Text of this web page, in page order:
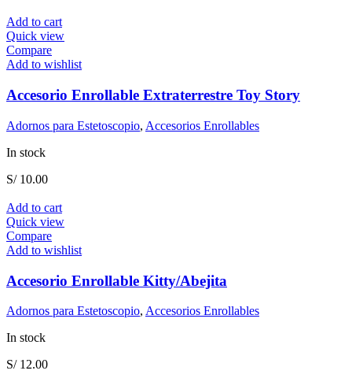
Add to cart
Quick view
Compare
Add to wishlist
Accesorio Enrollable Extraterrestre Toy Story
Adornos para Estetoscopio, Accesorios Enrollables
In stock
S/10.00
Add to cart
Quick view
Compare
Add to wishlist
Accesorio Enrollable Kitty/Abejita
Adornos para Estetoscopio, Accesorios Enrollables
In stock
S/12.00